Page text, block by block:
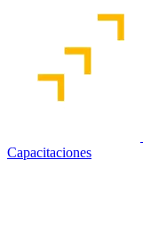
Capacitaciones